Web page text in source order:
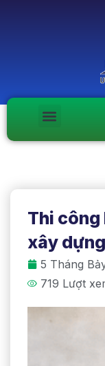
Thi công
xây
5 Tháng
719 Lượt